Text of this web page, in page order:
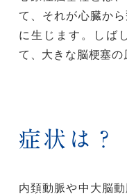
て、それが心臓か
に生じます。しば
て、大きな脳梗塞の
症状は？
内頚動脈や中大脳